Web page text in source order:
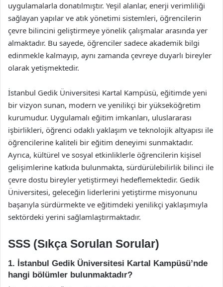
uygulamalarla donatılmıştır. Yeşil alanlar, enerji verimliliği
sağlayan yapılar ve atık yönetimi sistemleri, öğrencilerin
çevre bilincini geliştirmeye yönelik çalışmalar arasında yer
almaktadır. Bu sayede, öğrenciler sadece akademik bilgi
edinmekle kalmayıp, aynı zamanda çevreye duyarlı bireyler
olarak yetişmektedir.
İstanbul Gedik Üniversitesi Kartal Kampüsü, eğitimde yeni
bir vizyon sunan, modern ve yenilikçi bir yükseköğretim
kurumudur. Uygulamalı eğitim imkanları, uluslararası
işbirlikleri, öğrenci odaklı yaklaşım ve teknolojik altyapısı ile
öğrencilerine kaliteli bir eğitim deneyimi sunmaktadır.
Ayrıca, kültürel ve sosyal etkinliklerle öğrencilerin kişisel
gelişimlerine katkıda bulunmakta, sürdürülebilirlik bilinci ile
çevre dostu bireyler yetiştirmeyi hedeflemektedir. Gedik
Üniversitesi, geleceğin liderlerini yetiştirme misyonunu
başarıyla sürdürmekte ve eğitimdeki yenilikçi yaklaşımıyla
sektördeki yerini sağlamlaştırmaktadır.
SSS (Sıkça Sorulan Sorular)
1. İstanbul Gedik Üniversitesi Kartal Kampüsü’nde
hangi bölümler bulunmaktadır?